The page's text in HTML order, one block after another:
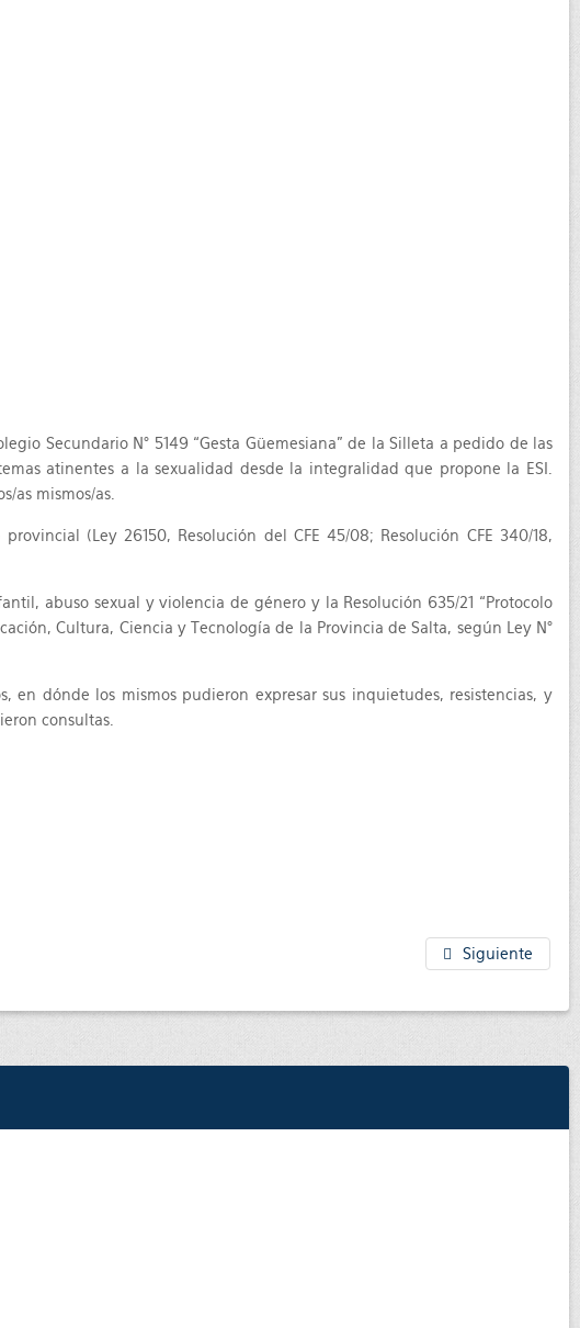
Secundario N° 5149 “Gesta Güemesiana” de la Silleta a pedido de las
atinentes a la sexualidad desde la integralidad que propone la ESI.
as mismos/as.
(Ley 26150, Resolución del CFE 45/08; Resolución CFE 340/18,
abuso sexual y violencia de género y la Resolución 635/21 “Protocolo
Cultura, Ciencia y Tecnología de la Provincia de Salta, según Ley N°
dónde los mismos pudieron expresar sus inquietudes, resistencias, y
consultas.
Siguiente